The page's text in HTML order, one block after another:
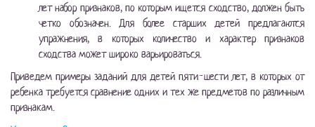
лет набор признаков, по которым ищется сходство, должен быть
четко обозначен. Для более старших детей предлагаются
упражнения, в которых количество и характер признаков
сходства может широко варьироваться.
Приведем примеры заданий для детей пяти-шести лет, в которых от
ребенка требуется сравнение одних и тех же предметов по различным
признакам.